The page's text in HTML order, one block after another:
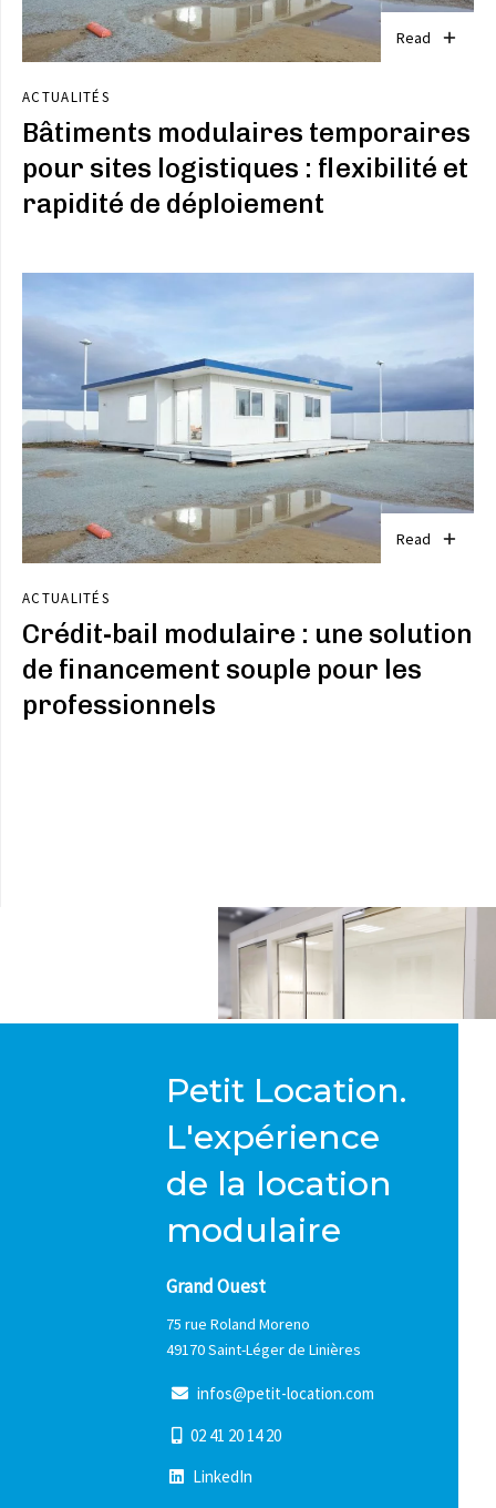
Read
ACTUALITÉS
Bâtiments modulaires temporaires
pour sites logistiques : flexibilité et
rapidité de déploiement
Read
ACTUALITÉS
Crédit-bail modulaire : une solution
de financement souple pour les
professionnels
Petit Location.
L'expérience
de la location
modulaire
Grand Ouest
75 rue Roland Moreno
49170 Saint-Léger de Linières
infos@petit-location.com
02 41 20 14 20
LinkedIn